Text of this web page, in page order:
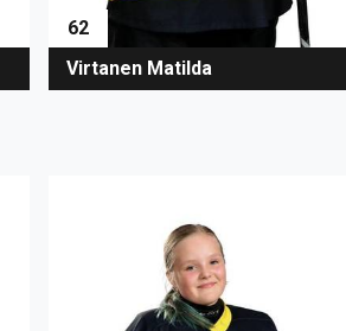
62
Virtanen Matilda